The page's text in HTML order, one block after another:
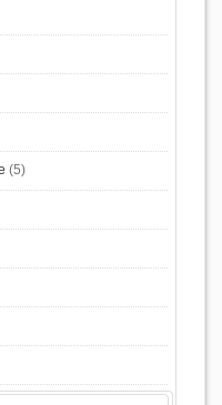
(5)